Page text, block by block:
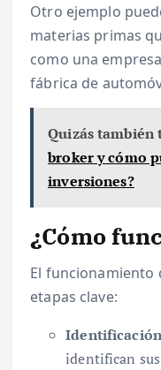
Otro ejemplo
materias primas
como una
fábrica de
Quizás también
broker y cómo
inversiones?
¿Cómo
El funcionamiento
etapas clave:
identifican